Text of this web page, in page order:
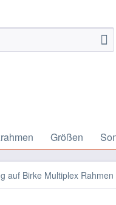
Größen
auf Birke Multiplex Rahmen